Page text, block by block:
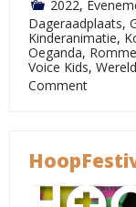
2022,
Dageraadplaats,
Kinderanimatie,
Oeganda,
Voice Kids,
Commenton